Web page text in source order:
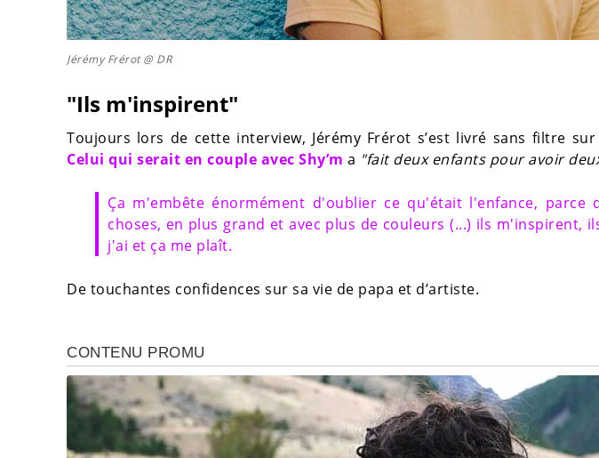
Jérémy Frérot @ DR
"Ils m'inspirent"
Toujours lors de cette interview, Jérémy Frérot s’est livré sans filtre sur
Celui qui serait en couple avec Shy’m a "fait deux enfants pour avoir
Ça m'embête énormément d'oublier ce qu'était l'enfance,
choses, en plus grand et avec plus de couleurs (...) ils m'inspirent,
j'ai et ça me plaît.
De touchantes confidences sur sa vie de papa et d’artiste.